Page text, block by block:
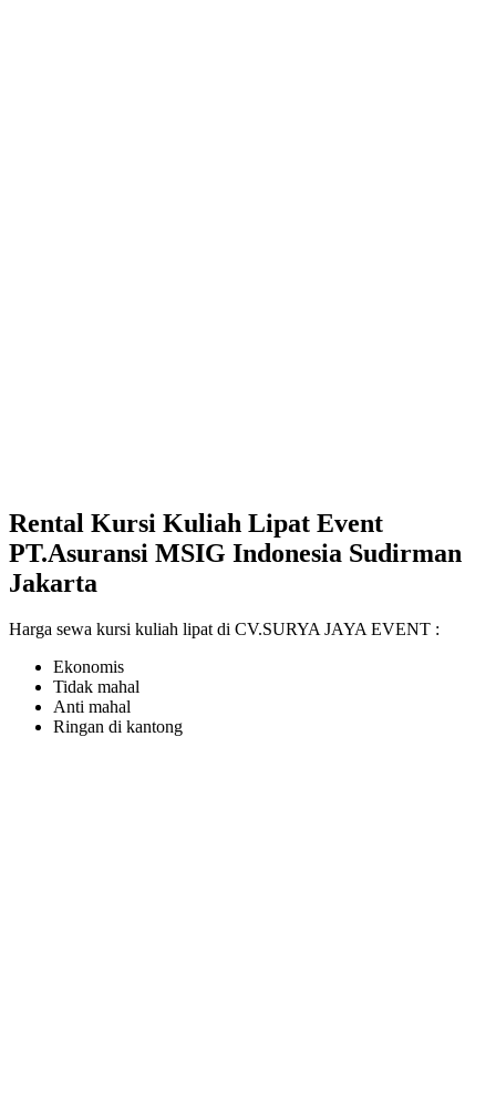
Rental Kursi Kuliah Lipat Event
PT.Asuransi MSIG Indonesia Sudirman
Jakarta
Harga sewa kursi kuliah lipat di CV.SURYA JAYA EVENT :
Ekonomis
Tidak mahal
Anti mahal
Ringan di kantong